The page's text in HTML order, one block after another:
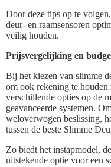
Door deze tips op te
deur- en raamsensoren
veilig houden.
Prijsvergelijking en
Bij het kiezen van slimme
om ook rekening te
verschillende opties op de
geavanceerde systemen.
weloverwogen beslissing,
tussen de beste Slimme
Zo biedt het instapmodel, de
uitstekende optie voor een